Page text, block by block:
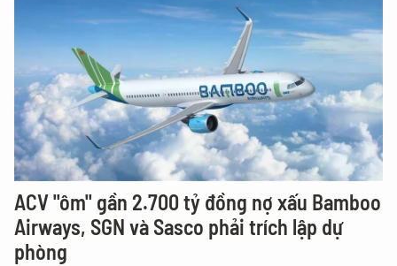
ACV "ôm" gần 2.700 tỷ đồng nợ xấu Bamboo
Airways, SGN và Sasco phải trích lập dự
phòng